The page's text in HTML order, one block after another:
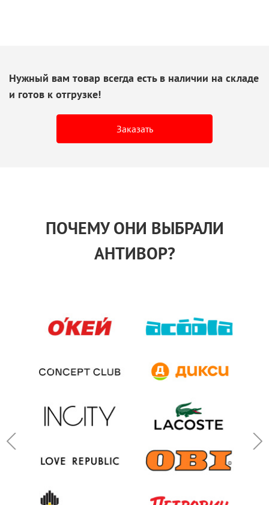
Нужный вам товар всегда есть в наличии на складе
и готов к отгрузке!
Заказать
ПОЧЕМУ ОНИ ВЫБРАЛИ
АНТИВОР?